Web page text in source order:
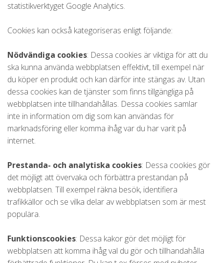
statistikverktyget Google Analytics.
Cookies kan också kategoriseras enligt följande:
Nödvändiga cookies: Dessa cookies är viktiga för att du
ska kunna använda webbplatsen effektivt, till exempel när
du köper en produkt och kan därför inte stängas av. Utan
dessa cookies kan de tjänster som finns tillgängliga på
webbplatsen inte tillhandahållas. Dessa cookies samlar
inte in information om dig som kan användas för
marknadsföring eller komma ihåg var du har varit på
internet.
Prestanda- och analytiska cookies: Dessa cookies gör
det möjligt att övervaka och förbättra prestandan på
webbplatsen. Till exempel räkna besök, identifiera
trafikkällor och se vilka delar av webbplatsen som är mest
populära.
Funktionscookies: Dessa kakor gör det möjligt för
webbplatsen att komma ihåg val du gör och tillhandahålla